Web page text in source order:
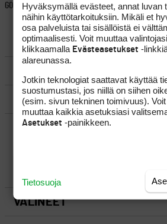
GOLFMAILAT SUKSIIN
LUO AIHE
OHJEET
UUSIMMAT VIESTIKETJUT
VÄLINEET
Hyväksymällä evästeet, annat luvan
näihin käyttötarkoituksiin. Mikäli et
osa palveluista tai sisällöistä ei
optimaalisesti. Voit muuttaa
klikkaamalla Evästeasetukset -
alareunassa.
Jotkin teknologiat saattavat käyttää
suostumustasi, jos niillä on siihen
(esim. sivun tekninen toimivuus).
muuttaa kaikkia asetuksiasi
Asetukset -painikkeen.
Tietosuoja